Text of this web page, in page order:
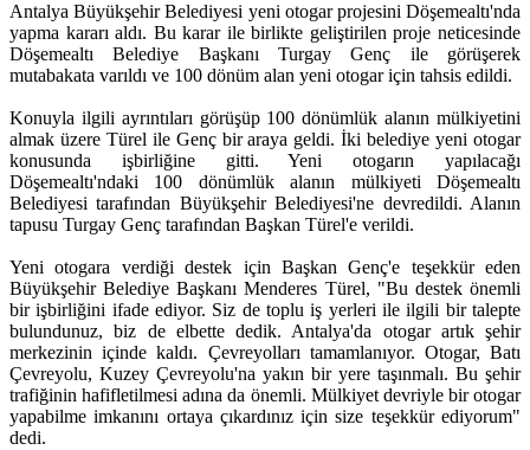
Antalya Büyükşehir Belediyesi yeni otogar projesini Döşemealtı'nda
yapma kararı aldı. Bu karar ile birlikte geliştirilen proje neticesinde
Döşemealtı Belediye Başkanı Turgay Genç ile görüşerek
mutabakata varıldı ve 100 dönüm alan yeni otogar için tahsis edildi.
Konuyla ilgili ayrıntıları görüşüp 100 dönümlük alanın mülkiyetini
almak üzere Türel ile Genç bir araya geldi. İki belediye yeni otogar
konusunda işbirliğine gitti. Yeni otogarın yapılacağı
Döşemealtı'ndaki 100 dönümlük alanın mülkiyeti Döşemealtı
Belediyesi tarafından Büyükşehir Belediyesi'ne devredildi. Alanın
tapusu Turgay Genç tarafından Başkan Türel'e verildi.
Yeni otogara verdiği destek için Başkan Genç'e teşekkür eden
Büyükşehir Belediye Başkanı Menderes Türel, "Bu destek önemli
bir işbirliğini ifade ediyor. Siz de toplu iş yerleri ile ilgili bir talepte
bulundunuz, biz de elbette dedik. Antalya'da otogar artık şehir
merkezinin içinde kaldı. Çevreyolları tamamlanıyor. Otogar, Batı
Çevreyolu, Kuzey Çevreyolu'na yakın bir yere taşınmalı. Bu şehir
trafiğinin hafifletilmesi adına da önemli. Mülkiyet devriyle bir otogar
yapabilme imkanını ortaya çıkardınız için size teşekkür ediyorum"
dedi.